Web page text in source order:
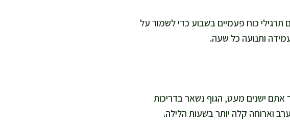
לשלב גם תרגילי כוח פעמיים בשבוע כדי לשמור על
ותנועה כל שעה.
אתם ישנים מעט, הגוף נשאר בדריכות
וארוחה קלה יותר בשעות הלילה.